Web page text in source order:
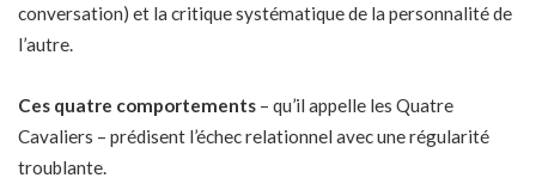
conversation) et la critique systématique de la personnalité de
l’autre.
Ces quatre comportements – qu’il appelle les Quatre
Cavaliers – prédisent l’échec relationnel avec une régularité
troublante.